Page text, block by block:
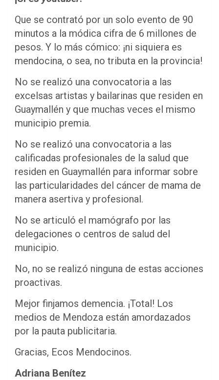
Que se contrató por un solo evento de 90
minutos a la módica cifra de 6 millones de
pesos. Y lo más cómico: ¡ni siquiera es
mendocina, o sea, no tributa en la provincia!
No se realizó una convocatoria a las
excelsas artistas y bailarinas que residen en
Guaymallén y que muchas veces el mismo
municipio premia.
No se realizó una convocatoria a las
calificadas profesionales de la salud que
residen en Guaymallén para informar sobre
las particularidades del cáncer de mama de
manera asertiva y profesional.
No se articuló el mamógrafo por las
delegaciones o centros de salud del
municipio.
No, no se realizó ninguna de estas acciones
proactivas.
Mejor finjamos demencia. ¡Total! Los
medios de Mendoza están amordazados
por la pauta publicitaria.
Gracias, Ecos Mendocinos.
Adriana Benítez